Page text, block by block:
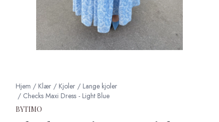
Hjem / Klær / Kjoler / Lange kjoler
/ Checks Maxi Dress - Light Blue
BYTIMO